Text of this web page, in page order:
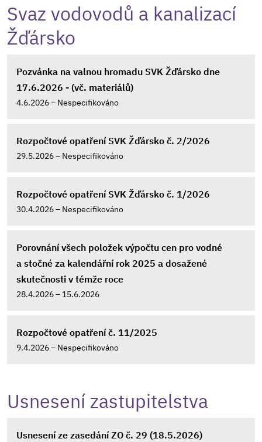
Svaz vodovodů a kanalizací
Žďársko
Pozvánka na valnou hromadu SVK Žďársko dne
17.6.2026 - (vč. materiálů)
4.6.2026 – Nespecifikováno
Rozpočtové opatření SVK Žďársko č. 2/2026
29.5.2026 – Nespecifikováno
Rozpočtové opatření SVK Žďársko č. 1/2026
30.4.2026 – Nespecifikováno
Porovnání všech položek výpočtu cen pro vodné
a stočné za kalendářní rok 2025 a dosažené
skutečnosti v témže roce
28.4.2026 – 15.6.2026
Rozpočtové opatření č. 11/2025
9.4.2026 – Nespecifikováno
Usnesení zastupitelstva
Usnesení ze zasedání ZO č. 29 (18.5.2026)